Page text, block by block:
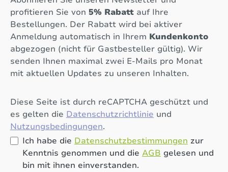
profitieren Sie von 5% Rabatt auf Ihre
Bestellungen. Der Rabatt wird bei aktiver
Anmeldung automatisch in Ihrem Kundenkonto
abgezogen (nicht für Gastbesteller gültig). Wir
senden Ihnen maximal zwei E-Mails pro Monat
mit aktuellen Updates zu unseren Inhalten.
Diese Seite ist durch reCAPTCHA geschützt und
es gelten die Datenschutzrichtlinie und
Nutzungsbedingungen.
Ich habe die Datenschutzbestimmungen zur
Kenntnis genommen und die AGB gelesen und
bin mit ihnen einverstanden.